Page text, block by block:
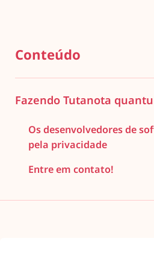
Conteúdo
Fazendo Tutanota
Os desenvolvedores de
pela privacidade
Entre em contato!